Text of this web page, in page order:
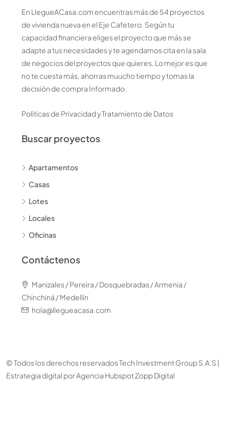
En LlegueACasa.com encuentras más de 54 proyectos
de vivienda nueva en el Eje Cafetero. Según tu
capacidad financiera eliges el proyecto que más se
adapte a tus necesidades y te agendamos cita en la sala
de negocios del proyectos que quieres. Lo mejor es que
no te cuesta más, ahorras muucho tiempo y tomas la
decisión de compra Informado.
Políticas de Privacidad y Tratamiento de Datos
Buscar proyectos
Apartamentos
Casas
Lotes
Locales
Oficinas
Contáctenos
Manizales / Pereira / Dosquebradas / Armenia /
Chinchiná / Medellín
hola@llegueacasa.com
© Todos los derechos reservados Tech Investment Group S.A.S |
Estrategia digital porAgencia Hubspot Zopp Digital